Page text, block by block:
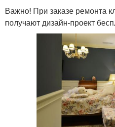
Важно! При заказе ремонта
получают дизайн-проект